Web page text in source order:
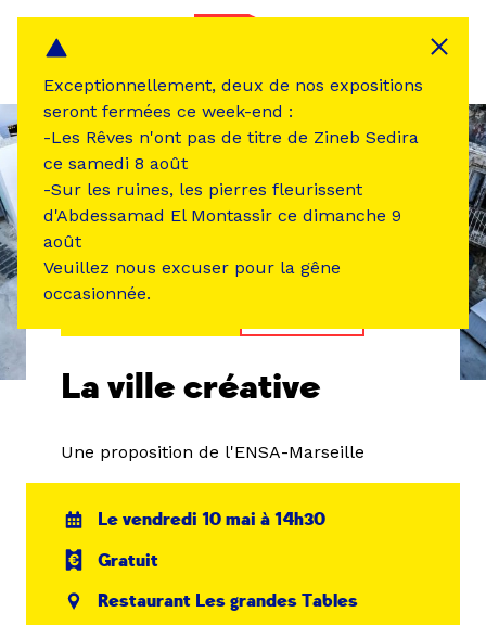
La ville créative
Une proposition de l'ENSA-Marseille
Le vendredi 10 mai à 14h30
Gratuit
Restaurant Les grandes Tables
Exceptionnellement, deux de nos expositions
seront fermées ce week-end :
-Les Rêves n'ont pas de titre de Zineb Sedira
ce samedi 8 août
-Sur les ruines, les pierres fleurissent
d'Abdessamad El Montassir ce dimanche 9
août
Veuillez nous excuser pour la gêne
occasionnée.
Panneau de gestion des cookies